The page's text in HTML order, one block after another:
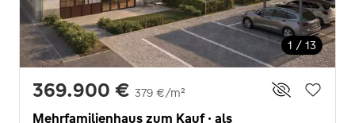
1 / 13
369.900 € 379 €/m²
Mehrfamilienhaus zum Kauf · als